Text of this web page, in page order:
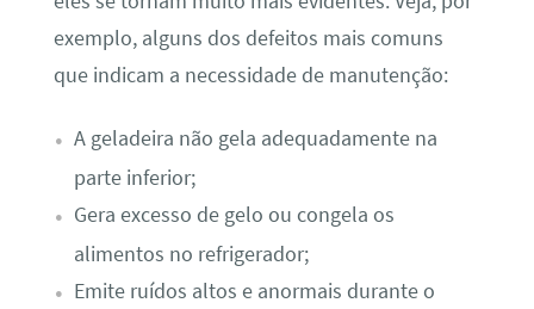
exemplo, alguns dos defeitos mais comuns
que indicam a necessidade de manutenção:
A geladeira não gela adequadamente na
parte inferior;
Gera excesso de gelo ou congela os
alimentos no refrigerador;
Emite ruídos altos e anormais durante o